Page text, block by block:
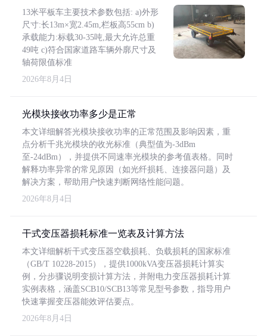
13米平板车主要技术参数包括: a)外形
尺寸:长13m×宽2.45m,栏板高55cm b)
承载能力:标载30-35吨,最大允许总重
49吨 c)符合国家道路车辆外廓尺寸及
轴荷限值标准
2026年8月4日
光模块接收功率多少是正常
本文详细解答光模块接收功率的正常范围及影响因素，重
点分析千兆光模块的收光标准（典型值为-3dBm
至-24dBm），并提供不同速率光模块的参考值表格。同时
解释功率异常的常见原因（如光纤损耗、连接器问题）及
解决方案，帮助用户快速判断网络性能问题。
2026年8月4日
干式变压器损耗标准一览表及计算方法
本文详细解析干式变压器空载损耗、负载损耗的国家标准
（GB/T 10228-2015），提供1000kVA变压器损耗计算实
例，分步骤说明变损计算方法，并附电力变压器损耗计算
实例表格，涵盖SCB10/SCB13等常见型号参数，指导用户
快速掌握变压器能效评估要点。
2026年8月4日